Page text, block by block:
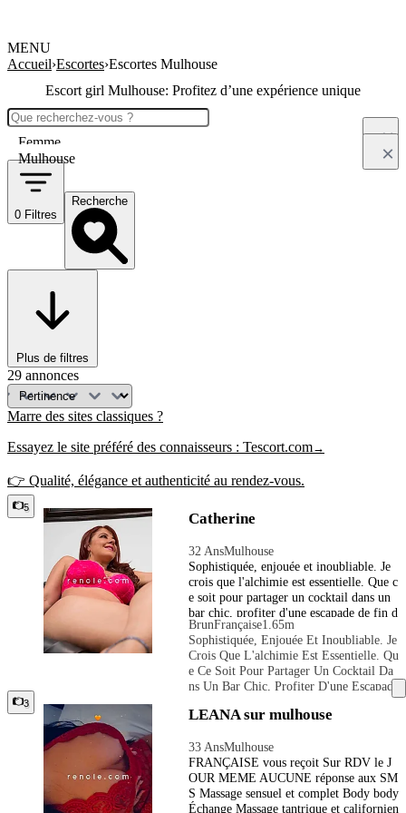
MENU
Accueil›Escortes›Escortes Mulhouse
Escort girl Mulhouse: Profitez d’une expérience unique
Femme
Mulhouse
0 Filtres
Recherche
Plus de filtres
29 annonces
Marre des sites classiques ?
Essayez le site préféré des connaisseurs : Tescort.com→
👉 Qualité, élégance et authenticité au rendez-vous.
5
Catherine
32 AnsMulhouse
Sophistiquée, enjouée et inoubliable. Je
crois que l'alchimie est essentielle. Que c
e soit pour partager un cocktail dans un
bar chic, profiter d'une escapade de fin d
e semaine ou simplement s'évader du qu
otidien pendant quelques heures, j'apport
e chaleur, charme et une connexion auth
entique à chaque rencontre. Élégante et a
ccessible, j'aime les conversations enrich
re les gens à l'aise. Mon style est raffiné,
une passion pour la création d'expérience
s mémorables et personnalisées. Discréti
on, fiabilité et authenticité sont au cœur
de ma personnalité. Si vous recherchez u
BrunFrançaise1.65m
Sophistiquée, Enjouée Et Inoubliable. Je
Crois Que L'alchimie Est Essentielle. Qu
E Ce Soit Pour Partager Un Cocktail Da
Ns Un Bar Chic, Profiter D'une Escapade
De Fin De Semaine Ou Simplement S'év
Ader Du Quotidien Pendant Quelques He
Connexion Authentique À Chaque Renco
Ntre. Élégante Et Accessible, J'aime Les
Conversations Enrichissantes, Les Avent
Ures Spontanées Et Mettre Les Gens À
L'aise. Mon Style Est Raffiné, Féminin
3
LEANA sur mulhouse
33 AnsMulhouse
FRANÇAISE vous reçoit Sur RDV le J
OUR MEME AUCUNE réponse aux SM
S Massage sensuel et complet Body body
Échange Massage tantrique et californien